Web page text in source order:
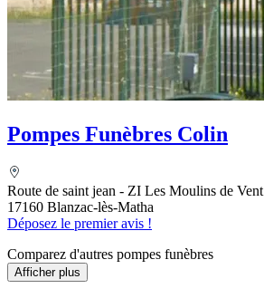
Pompes Funèbres Colin
Route de saint jean - ZI Les Moulins de Vent
17160 Blanzac-lès-Matha
Déposez le premier avis !
Comparez d'autres pompes funèbres
Afficher plus